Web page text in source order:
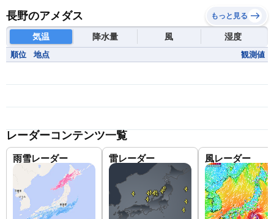
長野のアメダス もっと見る
気温 降水量 風 湿度
順位 地点 観測値
レーダーコンテンツ一覧
雨雪レーダー 雷レーダー 風レーダー